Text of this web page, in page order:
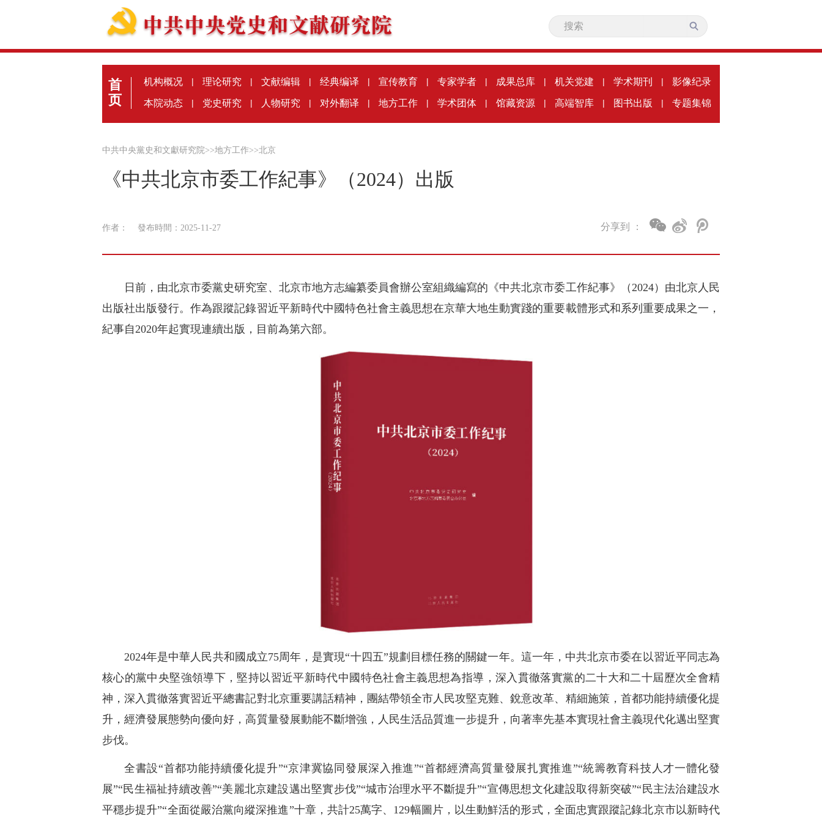
首
页
机构概况 | 理论研究 | 文献编辑 | 经典编译 | 宣传教育 | 专家学者 | 成果总库 | 机关党建 | 学术期刊 | 影像纪录
本院动态 | 党史研究 | 人物研究 | 对外翻译 | 地方工作 | 学术团体 | 馆藏资源 | 高端智库 | 图书出版 | 专题集锦
中共中央黨史和文獻研究院>>地方工作>>北京
《中共北京市委工作紀事》（2024）出版
作者： 發布時間：2025-11-27 分享到 ：
日前，由北京市委黨史研究室、北京市地方志編纂委員會辦公室組織編寫的《中共北京市委工作紀事》（2024）由北京人民
出版社出版發行。作為跟蹤記錄習近平新時代中國特色社會主義思想在京華大地生動實踐的重要載體形式和系列重要成果之一，
紀事自2020年起實現連續出版，目前為第六部。
2024年是中華人民共和國成立75周年，是實現“十四五”規劃目標任務的關鍵一年。這一年，中共北京市委在以習近平同志為
核心的黨中央堅強領導下，堅持以習近平新時代中國特色社會主義思想為指導，深入貫徹落實黨的二十大和二十屆歷次全會精
神，深入貫徹落實習近平總書記對北京重要講話精神，團結帶領全市人民攻堅克難、銳意改革、精細施策，首都功能持續優化提
升，經濟發展態勢向優向好，高質量發展動能不斷增強，人民生活品質進一步提升，向著率先基本實現社會主義現代化邁出堅實
步伐。
全書設“首都功能持續優化提升”“京津冀協同發展深入推進”“首都經濟高質量發展扎實推進”“統籌教育科技人才一體化發
展”“民生福祉持續改善”“美麗北京建設邁出堅實步伐”“城市治理水平不斷提升”“宣傳思想文化建設取得新突破”“民主法治建設水
平穩步提升”“全面從嚴治黨向縱深推進”十章，共計25萬字、129幅圖片，以生動鮮活的形式，全面忠實跟蹤記錄北京市以新時代